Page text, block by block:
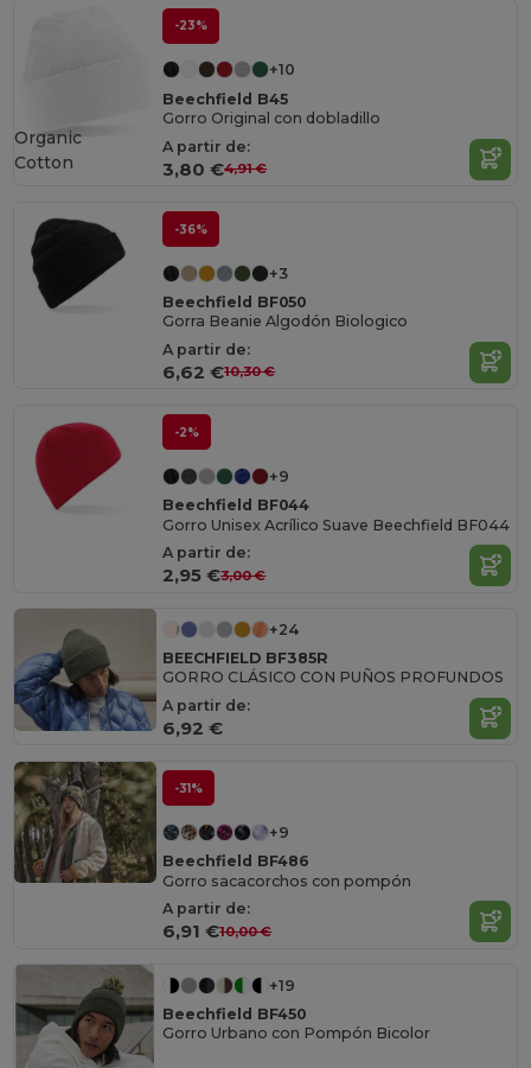
-23%
+10
Beechfield B45
Gorro Original con dobladillo
A partir de:
3,80 €4,91 €
Organic
Cotton
-36%
+3
Beechfield BF050
Gorra Beanie Algodón Biologico
A partir de:
6,62 €10,30 €
-2%
+9
Beechfield BF044
Gorro Unisex Acrílico Suave Beechfield BF044
A partir de:
2,95 €3,00 €
+24
BEECHFIELD BF385R
GORRO CLÁSICO CON PUÑOS PROFUNDOS
A partir de:
6,92 €
-31%
+9
Beechfield BF486
Gorro sacacorchos con pompón
A partir de:
6,91 €10,00 €
+19
Beechfield BF450
Gorro Urbano con Pompón Bicolor